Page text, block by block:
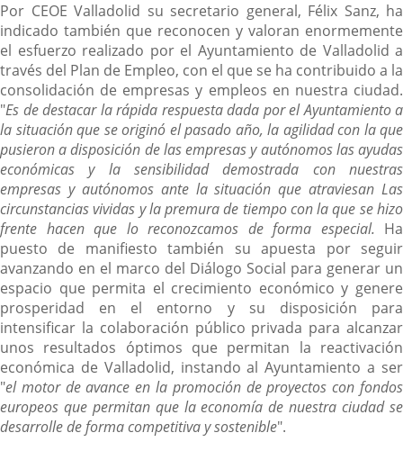
Por CEOE Valladolid su secretario general, Félix Sanz, ha
indicado también que reconocen y valoran enormemente
el esfuerzo realizado por el Ayuntamiento de Valladolid a
través del Plan de Empleo, con el que se ha contribuido a la
consolidación de empresas y empleos en nuestra ciudad.
"Es de destacar la rápida respuesta dada por el Ayuntamiento a
la situación que se originó el pasado año, la agilidad con la que
pusieron a disposición de las empresas y autónomos las ayudas
económicas y la sensibilidad demostrada con nuestras
empresas y autónomos ante la situación que atraviesan Las
circunstancias vividas y la premura de tiempo con la que se hizo
frente hacen que lo reconozcamos de forma especial. Ha
puesto de manifiesto también su apuesta por seguir
avanzando en el marco del Diálogo Social para generar un
espacio que permita el crecimiento económico y genere
prosperidad en el entorno y su disposición para
intensificar la colaboración público privada para alcanzar
unos resultados óptimos que permitan la reactivación
económica de Valladolid, instando al Ayuntamiento a ser
"el motor de avance en la promoción de proyectos con fondos
europeos que permitan que la economía de nuestra ciudad se
desarrolle de forma competitiva y sostenible".